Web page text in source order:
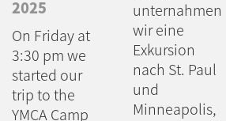
2025
On Friday at
3:30 pm we
started our
trip to the
YMCA Camp
unternahmen
wir eine
Exkursion
nach St. Paul
und
Minneapolis,